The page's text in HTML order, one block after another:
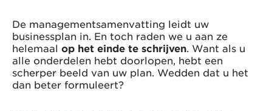
De managementsamenvatting leidt uw
businessplan in. En toch raden we u aan ze
helemaal op het einde te schrijven . Want als u
alle onderdelen hebt doorlopen, hebt een
scherper beeld van uw plan. Wedden dat u het
dan beter formuleert?